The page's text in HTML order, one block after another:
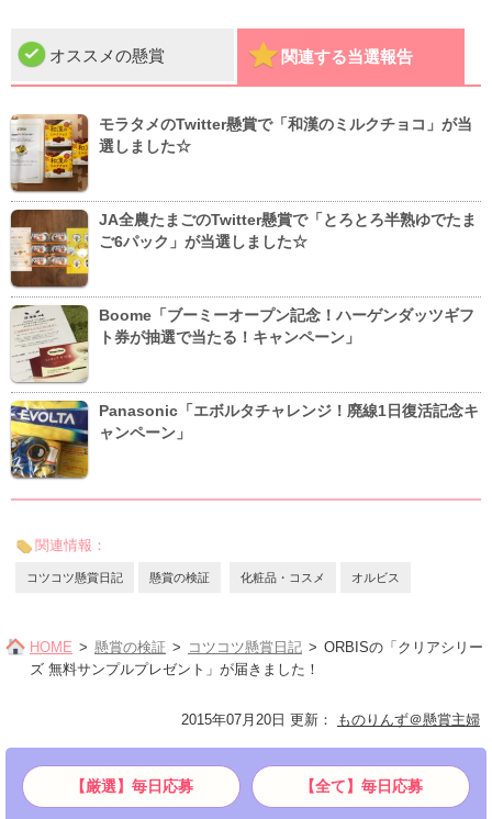
オススメの懸賞 関連する当選報告
モラタメのTwitter懸賞で「和漢のミルクチョコ」が当
選しました☆
JA全農たまごのTwitter懸賞で「とろとろ半熟ゆでたま
ご6パック」が当選しました☆
Boome「ブーミーオープン記念！ハーゲンダッツギフ
ト券が抽選で当たる！キャンペーン」
Panasonic「エボルタチャレンジ！廃線1日復活記念キ
ャンペーン」
関連情報：
コツコツ懸賞日記 懸賞の検証 化粧品・コスメ オルビス
HOME 懸賞の検証 コツコツ懸賞日記
ORBISの「クリアシリー
ズ 無料サンプルプレゼント」が届きました！
2015年07月20日 更新 ： ものりんず＠懸賞主婦
【厳選】毎日応募 【全て】毎日応募